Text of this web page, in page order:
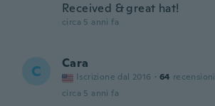
Received & great hat!
circa 5 anni fa
C Cara
Iscrizione dal 2016 · 64 recensioni
circa 5 anni fa